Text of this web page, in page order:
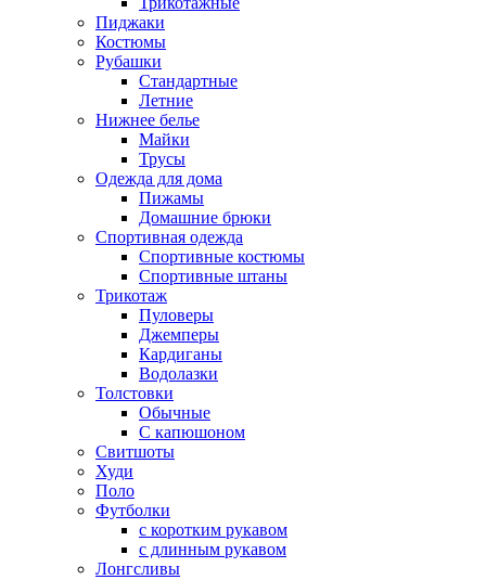
Пиджаки
Костюмы
Рубашки
Стандартные
Летние
Нижнее белье
Майки
Трусы
Одежда для дома
Пижамы
Домашние брюки
Спортивная одежда
Спортивные костюмы
Спортивные штаны
Трикотаж
Пуловеры
Джемперы
Кардиганы
Водолазки
Толстовки
Обычные
С капюшоном
Свитшоты
Худи
Поло
Футболки
с коротким рукавом
с длинным рукавом
Лонгсливы